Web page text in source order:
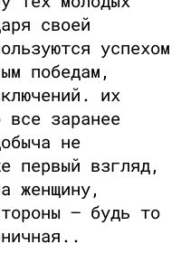
своей
успехом
победам,
их
заранее
не
первый взгляд,
женщину,
– будь то